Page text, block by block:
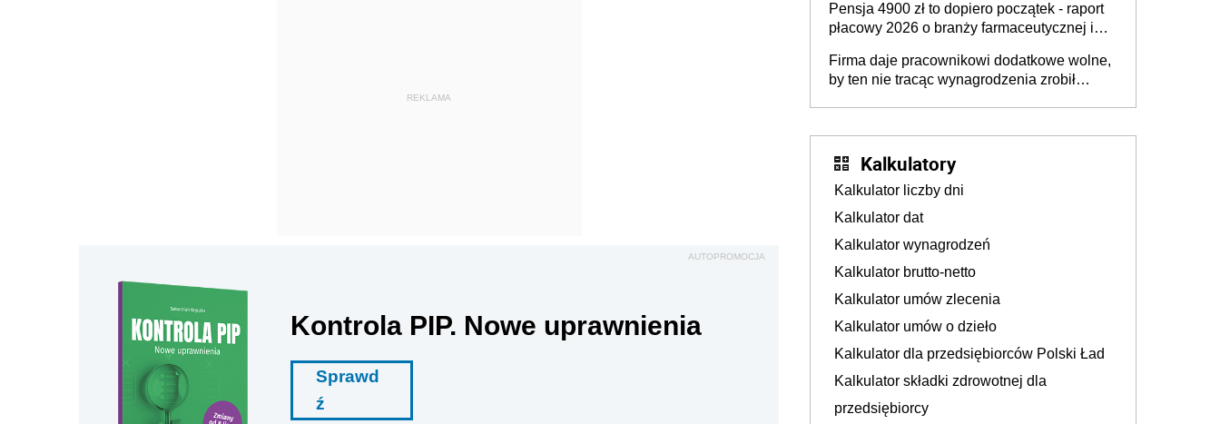
REKLAMA
AUTOPROMOCJA
Kontrola PIP. Nowe uprawnienia
Sprawd
ź
ubezpieczeniom społecznym
Pensja 4900 zł to dopiero początek - raport
płacowy 2026 o branży farmaceutycznej i
Firma daje pracownikowi dodatkowe wolne,
by ten nie tracąc wynagrodzenia zrobił
Kalkulatory
Kalkulator liczby dni
Kalkulator dat
Kalkulator wynagrodzeń
Kalkulator brutto-netto
Kalkulator umów zlecenia
Kalkulator umów o dzieło
Kalkulator dla przedsiębiorców Polski Ład
Kalkulator składki zdrowotnej dla
przedsiębiorcy